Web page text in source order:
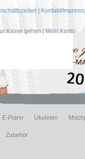
Kontakt/
Kasse gehen Mein Konto
E-Piano Ukulelen
Zubehör